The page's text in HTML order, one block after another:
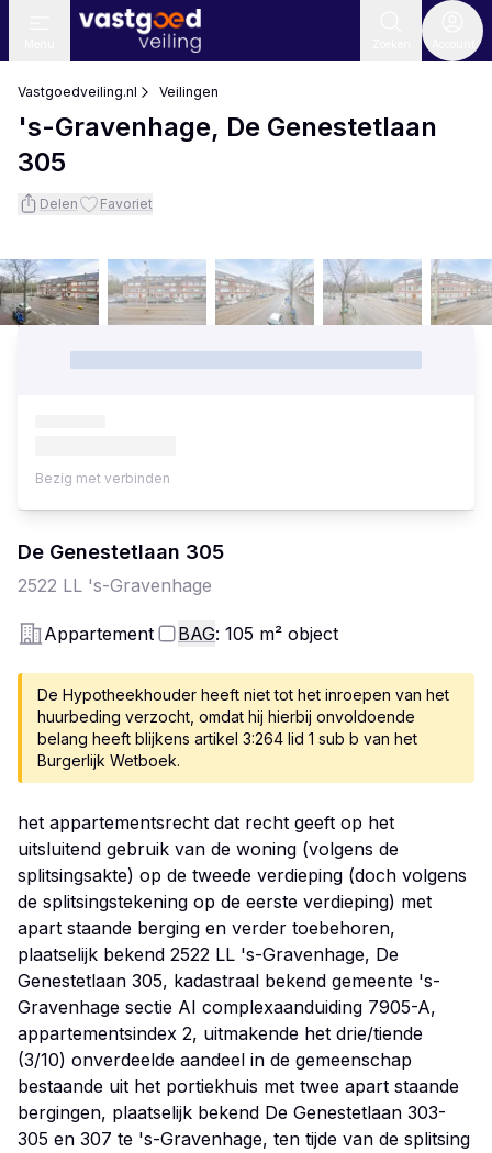
Vastgoedveiling.nl Veilingen
's-Gravenhage, De Genestetlaan
305
Delen Favoriet
De Genestetlaan 305
2522 LL 's-Gravenhage
Appartement BAG: 105 m² object
De Hypotheekhouder heeft niet tot het inroepen van het
huurbeding verzocht, omdat hij hierbij onvoldoende
belang heeft blijkens artikel 3:264 lid 1 sub b van het
Burgerlijk Wetboek.
het appartementsrecht dat recht geeft op het
uitsluitend gebruik van de woning (volgens de
splitsingsakte) op de tweede verdieping (doch volgens
de splitsingstekening op de eerste verdieping) met
apart staande berging en verder toebehoren,
plaatselijk bekend 2522 LL 's-Gravenhage, De
Genestetlaan 305, kadastraal bekend gemeente 's-
Gravenhage sectie AI complexaanduiding 7905-A,
appartementsindex 2, uitmakende het drie/tiende
(3/10) onverdeelde aandeel in de gemeenschap
bestaande uit het portiekhuis met twee apart staande
bergingen, plaatselijk bekend De Genestetlaan 303-
305 en 307 te 's-Gravenhage, ten tijde van de splitsing
Bezig met verbinden